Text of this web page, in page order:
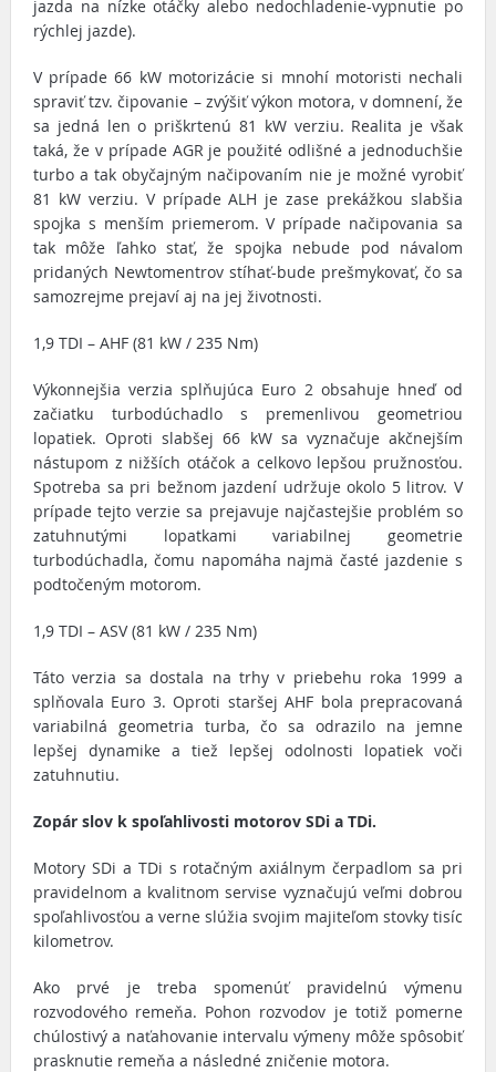
jazda na nízke otáčky alebo nedochladenie-vypnutie po
rýchlej jazde).
V prípade 66 kW motorizácie si mnohí motoristi nechali
spraviť tzv. čipovanie – zvýšiť výkon motora, v domnení, že
sa jedná len o priškrtenú 81 kW verziu. Realita je však
taká, že v prípade AGR je použité odlišné a jednoduchšie
turbo a tak obyčajným načipovaním nie je možné vyrobiť
81 kW verziu. V prípade ALH je zase prekážkou slabšia
spojka s menším priemerom. V prípade načipovania sa
tak môže ľahko stať, že spojka nebude pod návalom
pridaných Newtomentrov stíhať-bude prešmykovať, čo sa
samozrejme prejaví aj na jej životnosti.
1,9 TDI – AHF (81 kW / 235 Nm)
Výkonnejšia verzia splňujúca Euro 2 obsahuje hneď od
začiatku turbodúchadlo s premenlivou geometriou
lopatiek. Oproti slabšej 66 kW sa vyznačuje akčnejším
nástupom z nižších otáčok a celkovo lepšou pružnosťou.
Spotreba sa pri bežnom jazdení udržuje okolo 5 litrov. V
prípade tejto verzie sa prejavuje najčastejšie problém so
zatuhnutými lopatkami variabilnej geometrie
turbodúchadla, čomu napomáha najmä časté jazdenie s
podtočeným motorom.
1,9 TDI – ASV (81 kW / 235 Nm)
Táto verzia sa dostala na trhy v priebehu roka 1999 a
splňovala Euro 3. Oproti staršej AHF bola prepracovaná
variabilná geometria turba, čo sa odrazilo na jemne
lepšej dynamike a tiež lepšej odolnosti lopatiek voči
zatuhnutiu.
Zopár slov k spoľahlivosti motorov SDi a TDi.
Motory SDi a TDi s rotačným axiálnym čerpadlom sa pri
pravidelnom a kvalitnom servise vyznačujú veľmi dobrou
spoľahlivosťou a verne slúžia svojim majiteľom stovky tisíc
kilometrov.
Ako prvé je treba spomenúť pravidelnú výmenu
rozvodového remeňa. Pohon rozvodov je totiž pomerne
chúlostivý a naťahovanie intervalu výmeny môže spôsobiť
prasknutie remeňa a následné zničenie motora.